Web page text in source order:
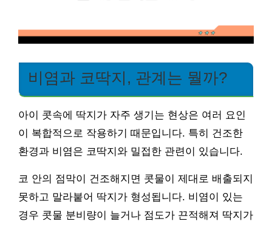
비염과 코딱지, 관계는 뭘까?
아이 콧속에 딱지가 자주 생기는 현상은 여러 요인
이 복합적으로 작용하기 때문입니다. 특히 건조한
환경과 비염은 코딱지와 밀접한 관련이 있습니다.
코 안의 점막이 건조해지면 콧물이 제대로 배출되지
못하고 말라붙어 딱지가 형성됩니다. 비염이 있는
경우 콧물 분비량이 늘거나 점도가 끈적해져 딱지가